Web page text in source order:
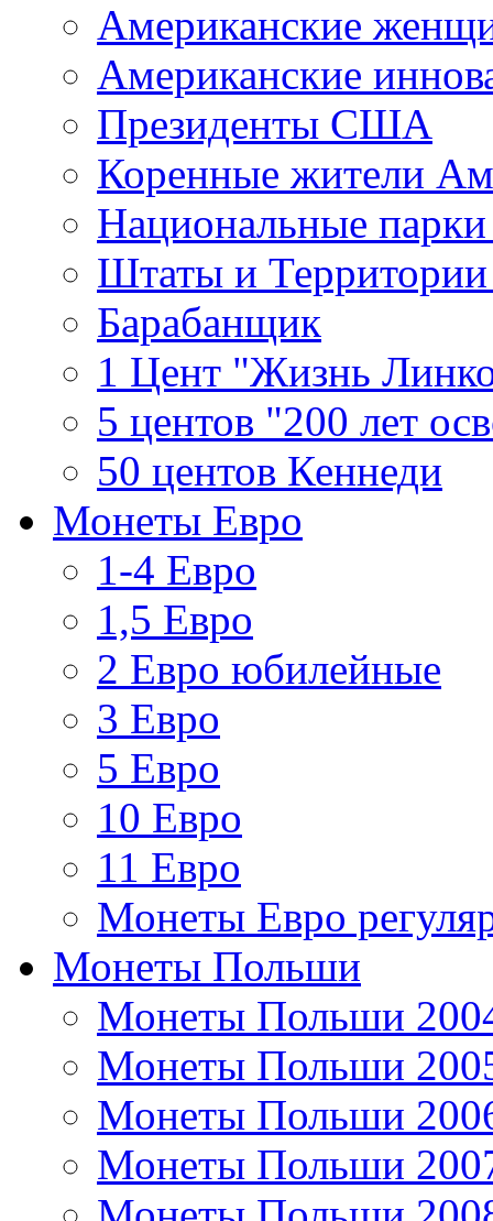
Американские
Американские
Президенты США
Коренные жители
Национальные
Штаты и
Барабанщик
1 Цент "Жизнь
5 центов "200 лет
50 центов Кеннеди
Монеты Евро
1-4 Евро
1,5 Евро
2 Евро юбилейные
3 Евро
5 Евро
10 Евро
11 Евро
Монеты Евро
Монеты Польши
Монеты Польши
Монеты Польши
Монеты Польши
Монеты Польши